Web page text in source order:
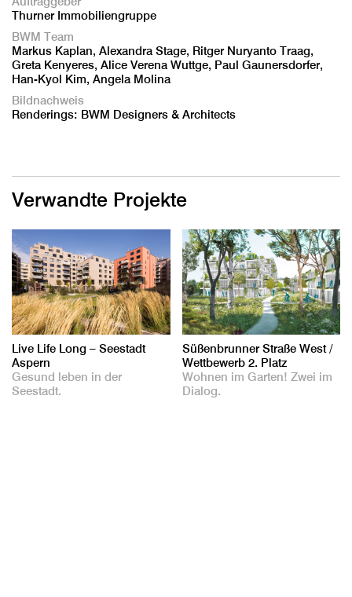
Thurner Immobiliengruppe
BWM Team
Markus Kaplan, Alexandra Stage, Ritger Nuryanto Traag,
Greta Kenyeres, Alice Verena Wuttge, Paul Gaunersdorfer,
Han-Kyol Kim, Angela Molina
Bildnachweis
Renderings: BWM Designers & Architects
Verwandte Projekte
Live Life Long – Seestadt
Aspern
Gesund leben in der
Seestadt.
Süßenbrunner Straße West /
Wettbewerb 2. Platz
Wohnen im Garten! Zwei im
Dialog.